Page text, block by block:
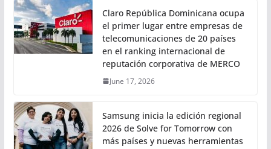
Claro República Dominicana ocupa
el primer lugar entre empresas de
telecomunicaciones de 20 países
en el ranking internacional de
reputación corporativa de MERCO
June 17, 2026
Samsung inicia la edición regional
2026 de Solve for Tomorrow con
más países y nuevas herramientas